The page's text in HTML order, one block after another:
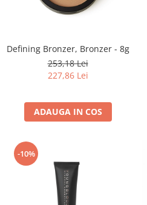
Defining Bronzer, Bronzer - 8g
253,18 Lei
227,86 Lei
ADAUGA IN COS
-10%